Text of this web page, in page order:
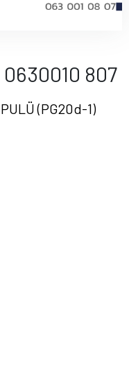
807
(PG20d-1)